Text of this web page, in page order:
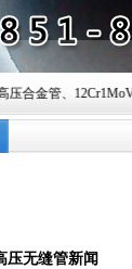
金管、
压无缝管新闻